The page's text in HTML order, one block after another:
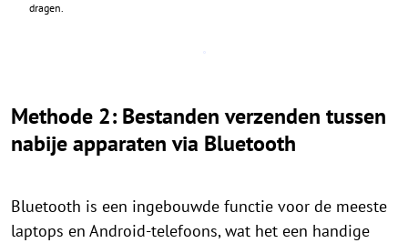
dragen.
Methode 2: Bestanden verzenden tussen
nabije apparaten via Bluetooth
Bluetooth is een ingebouwde functie voor de meeste
laptops en Android-telefoons, wat het een handige